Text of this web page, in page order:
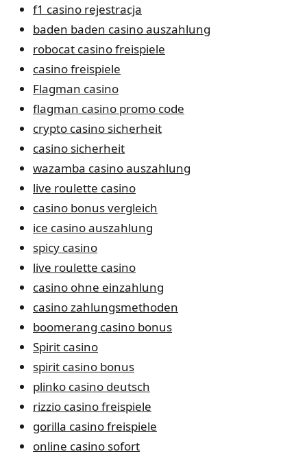
f1 casino rejestracja
baden baden casino auszahlung
robocat casino freispiele
casino freispiele
Flagman casino
flagman casino promo code
crypto casino sicherheit
casino sicherheit
wazamba casino auszahlung
live roulette casino
casino bonus vergleich
ice casino auszahlung
spicy casino
live roulette casino
casino ohne einzahlung
casino zahlungsmethoden
boomerang casino bonus
Spirit casino
spirit casino bonus
plinko casino deutsch
rizzio casino freispiele
gorilla casino freispiele
online casino sofort